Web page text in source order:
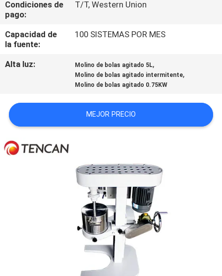
CON
NOTICIAS
PIDA
UNA
CITA
Condiciones de
pago:
T/T, Western Union
Capacidad de
la fuente:
100 SISTEMAS POR MES
Alta luz: Molino de bolas agitado 5L,
Molino de bolas agitado intermitente,
Molino de bolas agitado 0.75KW
MEJOR PRECIO